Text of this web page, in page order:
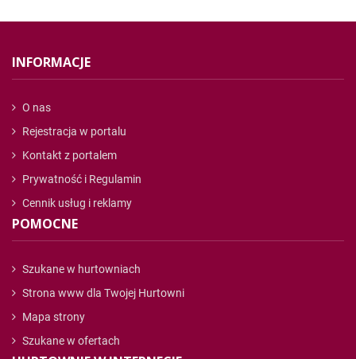
INFORMACJE
O nas
Rejestracja w portalu
Kontakt z portalem
Prywatność i Regulamin
Cennik usług i reklamy
POMOCNE
Szukane w hurtowniach
Strona www dla Twojej Hurtowni
Mapa strony
Szukane w ofertach